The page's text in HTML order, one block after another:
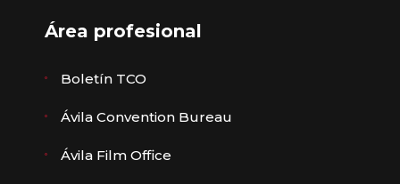
Área profesional
Boletín TCO
Ávila Convention Bureau
Ávila Film Office